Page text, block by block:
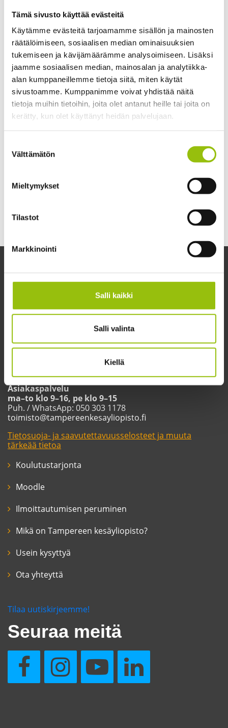
Tämä sivusto käyttää evästeitä
Käytämme evästeitä tarjoamamme sisällön ja mainosten
räätälöimiseen, sosiaalisen median ominaisuuksien
tukemiseen ja kävijämäärämme analysoimiseen. Lisäksi
jaamme sosiaalisen median, mainosalan ja analytiikka-
alan kumppaneillemme tietoja siitä, miten käytät
sivustoamme. Kumppanimme voivat yhdistää näitä
tietoja muihin tietoihin, joita olet antanut heille tai joita on
kerätty, kun olet käyttänyt heidän palvelujaan.
Cookiebot >
valinta
Välttämätön
Mieltymykset
Tilastot
Markkinointi
Salli kaikki
Salli valinta
Kiellä
Valokuvauksen produktio 5 op -
UVAL0156V24 - syksy 2026 - kevät 2027
Abi- ja lukiolaiskurssit
Avoin yliopisto-opetus
Hyvinvointi ja harrastukset
Kehitä ammatillista osaamistasi
Kielet
Tampereen kesäyliopisto
Yliopistonkatu 60 A (4. kerros)
Asiakaspalvelu
ma–to klo 9–16, pe klo 9–15
Puh. / WhatsApp: 050 303 1178
toimisto@tampereenkesayliopisto.fi
Tietosuoja- ja saavutettavuusselosteet ja muuta
tärkeää tietoa
Koulutustarjonta
Moodle
Ilmoittautumisen peruminen
Mikä on Tampereen kesäyliopisto?
Usein kysyttyä
Ota yhteyttä
Tilaa uutiskirjeemme!
Seuraa meitä